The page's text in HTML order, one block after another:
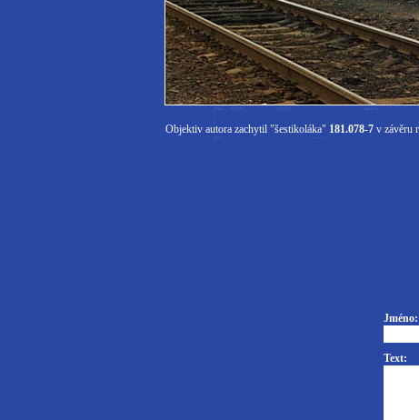
Objektiv autora zachytil "šestikoláka" 181.078-7 v závěru
Jméno:
Text: